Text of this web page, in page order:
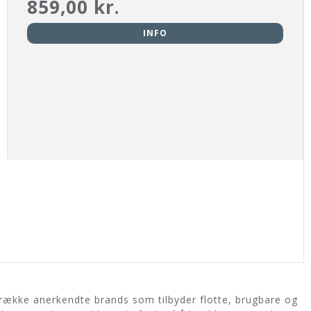
859,00 kr.
INFO
anerkendte brands som tilbyder flotte, brugbare og